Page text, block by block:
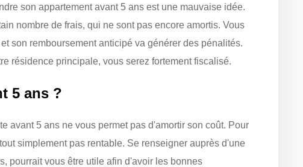
son appartement avant 5 ans est une mauvaise idée.
nombre de frais, qui ne sont pas encore amortis. Vous
son remboursement anticipé va générer des pénalités.
résidence principale, vous serez fortement fiscalisé.
5 ans ?
avant 5 ans ne vous permet pas d'amortir son coût. Pour
simplement pas rentable. Se renseigner auprès d'une
pourrait vous être utile afin d'avoir les bonnes